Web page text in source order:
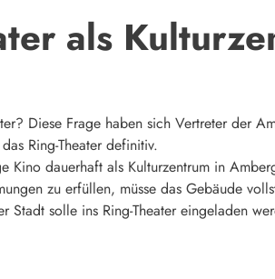
als
Diese Frage haben sich Vertreter der
Ring-Theater definitiv.
dauerhaft als Kulturzentrum in
zu erfüllen, müsse das Gebäude
Stadt solle ins Ring-Theater eingeladen